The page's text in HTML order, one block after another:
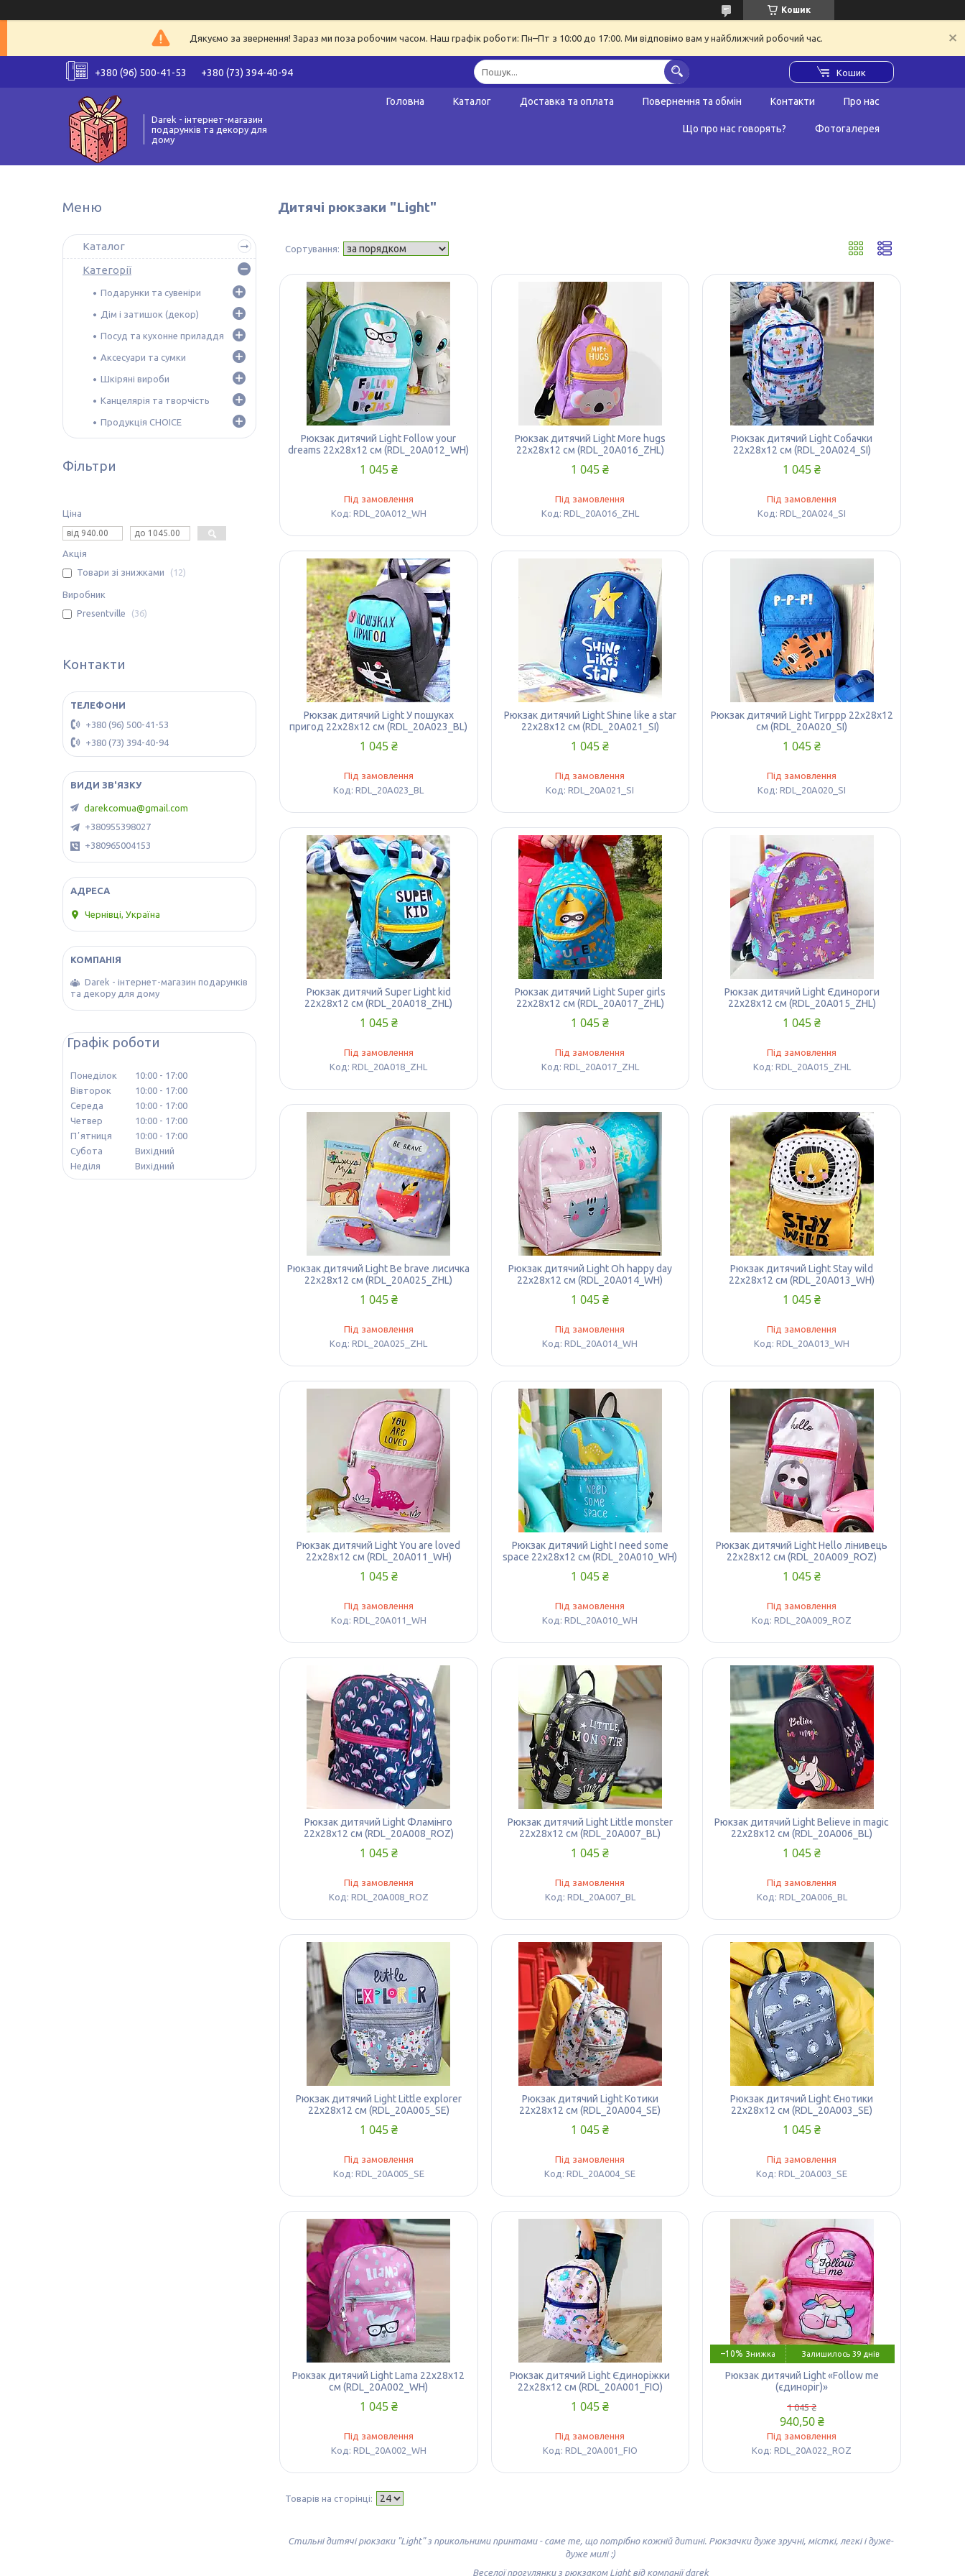
Кошик
Дякуємо за звернення! Зараз ми поза робочим часом. Наш графік роботи: Пн–Пт з 10:00 до 17:00. Ми відповімо вам у найближчий робочий час.
+380 (96) 500-41-53 +380 (73) 394-40-94 Кошик
Darek - інтернет-магазин
подарунків та декору для
дому
Головна Каталог Доставка та оплата Повернення та обмін Контакти Про нас
Що про нас говорять? Фотогалерея
Дитячі рюкзаки "Light"
Рюкзак дитячий Light Follow your
dreams 22х28х12 см (RDL_20A012_WH)
1 045 ₴
Під замовлення
RDL_20A012_WH
Рюкзак дитячий Light More hugs
22х28х12 см (RDL_20A016_ZHL)
1 045 ₴
Під замовлення
RDL_20A016_ZHL
Рюкзак дитячий Light Собачки
22х28х12 см (RDL_20A024_SI)
1 045 ₴
Під замовлення
RDL_20A024_SI
Рюкзак дитячий Light У пошуках
пригод 22х28х12 см (RDL_20A023_BL)
1 045 ₴
Під замовлення
RDL_20A023_BL
Рюкзак дитячий Light Shine like a star
22х28х12 см (RDL_20A021_SI)
1 045 ₴
Під замовлення
RDL_20A021_SI
Рюкзак дитячий Light Тигррр 22х28х12
см (RDL_20A020_SI)
1 045 ₴
Під замовлення
RDL_20A020_SI
Рюкзак дитячий Super Light kid
22х28х12 см (RDL_20A018_ZHL)
1 045 ₴
Під замовлення
RDL_20A018_ZHL
Рюкзак дитячий Light Super girls
22х28х12 см (RDL_20A017_ZHL)
1 045 ₴
Під замовлення
RDL_20A017_ZHL
Рюкзак дитячий Light Єдинороги
22х28х12 см (RDL_20A015_ZHL)
1 045 ₴
Під замовлення
RDL_20A015_ZHL
Рюкзак дитячий Light Be brave лисичка
22х28х12 см (RDL_20A025_ZHL)
1 045 ₴
Під замовлення
RDL_20A025_ZHL
Рюкзак дитячий Light Oh happy day
22х28х12 см (RDL_20A014_WH)
1 045 ₴
Під замовлення
RDL_20A014_WH
Рюкзак дитячий Light Stay wild
22х28х12 см (RDL_20A013_WH)
1 045 ₴
Під замовлення
RDL_20A013_WH
Рюкзак дитячий Light You are loved
22х28х12 см (RDL_20A011_WH)
1 045 ₴
Під замовлення
RDL_20A011_WH
Рюкзак дитячий Light I need some
space 22х28х12 см (RDL_20A010_WH)
1 045 ₴
Під замовлення
RDL_20A010_WH
Рюкзак дитячий Light Hello лінивець
22х28х12 см (RDL_20A009_ROZ)
1 045 ₴
Під замовлення
RDL_20A009_ROZ
Рюкзак дитячий Light Фламінго
22х28х12 см (RDL_20A008_ROZ)
1 045 ₴
Під замовлення
RDL_20A008_ROZ
Рюкзак дитячий Light Little monster
22х28х12 см (RDL_20A007_BL)
1 045 ₴
Під замовлення
RDL_20A007_BL
Рюкзак дитячий Light Believe in magic
22х28х12 см (RDL_20A006_BL)
1 045 ₴
Під замовлення
RDL_20A006_BL
Рюкзак дитячий Light Little explorer
22х28х12 см (RDL_20A005_SE)
1 045 ₴
Під замовлення
RDL_20A005_SE
Рюкзак дитячий Light Котики
22х28х12 см (RDL_20A004_SE)
1 045 ₴
Під замовлення
RDL_20A004_SE
Рюкзак дитячий Light Єнотики
22х28х12 см (RDL_20A003_SE)
1 045 ₴
Під замовлення
RDL_20A003_SE
Рюкзак дитячий Light Lama 22х28х12
см (RDL_20A002_WH)
1 045 ₴
Під замовлення
RDL_20A002_WH
Рюкзак дитячий Light Єдиноріжки
22х28х12 см (RDL_20A001_FIO)
1 045 ₴
Під замовлення
RDL_20A001_FIO
–10% Залишилось 39 днів
Рюкзак дитячий Light «Follow me
(єдиноріг)»
1 045 ₴
940,50 ₴
Під замовлення
RDL_20A022_ROZ
Стильні дитячі рюкзаки "Light" з прикольними принтами - саме те, що потрібно кожній дитині. Рюкзачки дуже зручні, місткі, легкі і дуже-
дуже милі :)
Веселої прогулянки з рюкзаком Light від компанії darek
Каталог
Категорії
Подарунки та сувеніри
Дім і затишок (декор)
Посуд та кухонне приладдя
Аксесуари та сумки
Шкіряні вироби
Канцелярія та творчість
Продукція CHOICE
Фільтри
Ціна
Акція
Товари зі знижками
12
Виробник
Presentville
36
Контакти
+380 (96) 500-41-53
+380 (73) 394-40-94
darekcomua@gmail.com
+380955398027
+380965004153
Чернівці, Україна
Darek - інтернет-магазин подарунків
та декору для дому
Графік роботи
Понеділок 10:00
17:00
Вівторок
10:00
17:00
Середа
10:00
17:00
Четвер
10:00
17:00
Пʼятниця
10:00
17:00
Субота
Вихідний
Неділя
Вихідний